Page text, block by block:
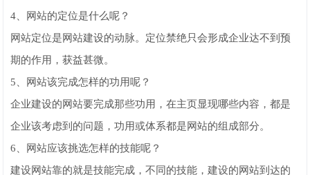
4、网站的定位是什么呢？
网站定位是网站建设的动脉。定位禁绝只会形成企业达不到预
期的作用，获益甚微。
5、网站该完成怎样的功用呢？
企业建设的网站要完成那些功用，在主页显现哪些内容，都是
企业该考虑到的问题，功用或体系都是网站的组成部分。
6、网站应该挑选怎样的技能呢？
建设网站靠的就是技能完成，不同的技能，建设的网站到达的